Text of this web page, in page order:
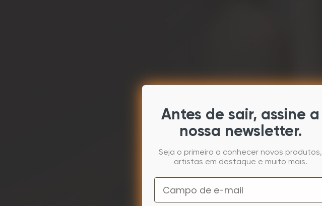
Antes de sair, assine a
nossa newsletter.
Seja o primeiro a conhecer novos produtos,
artistas em destaque e muito mais.
Email